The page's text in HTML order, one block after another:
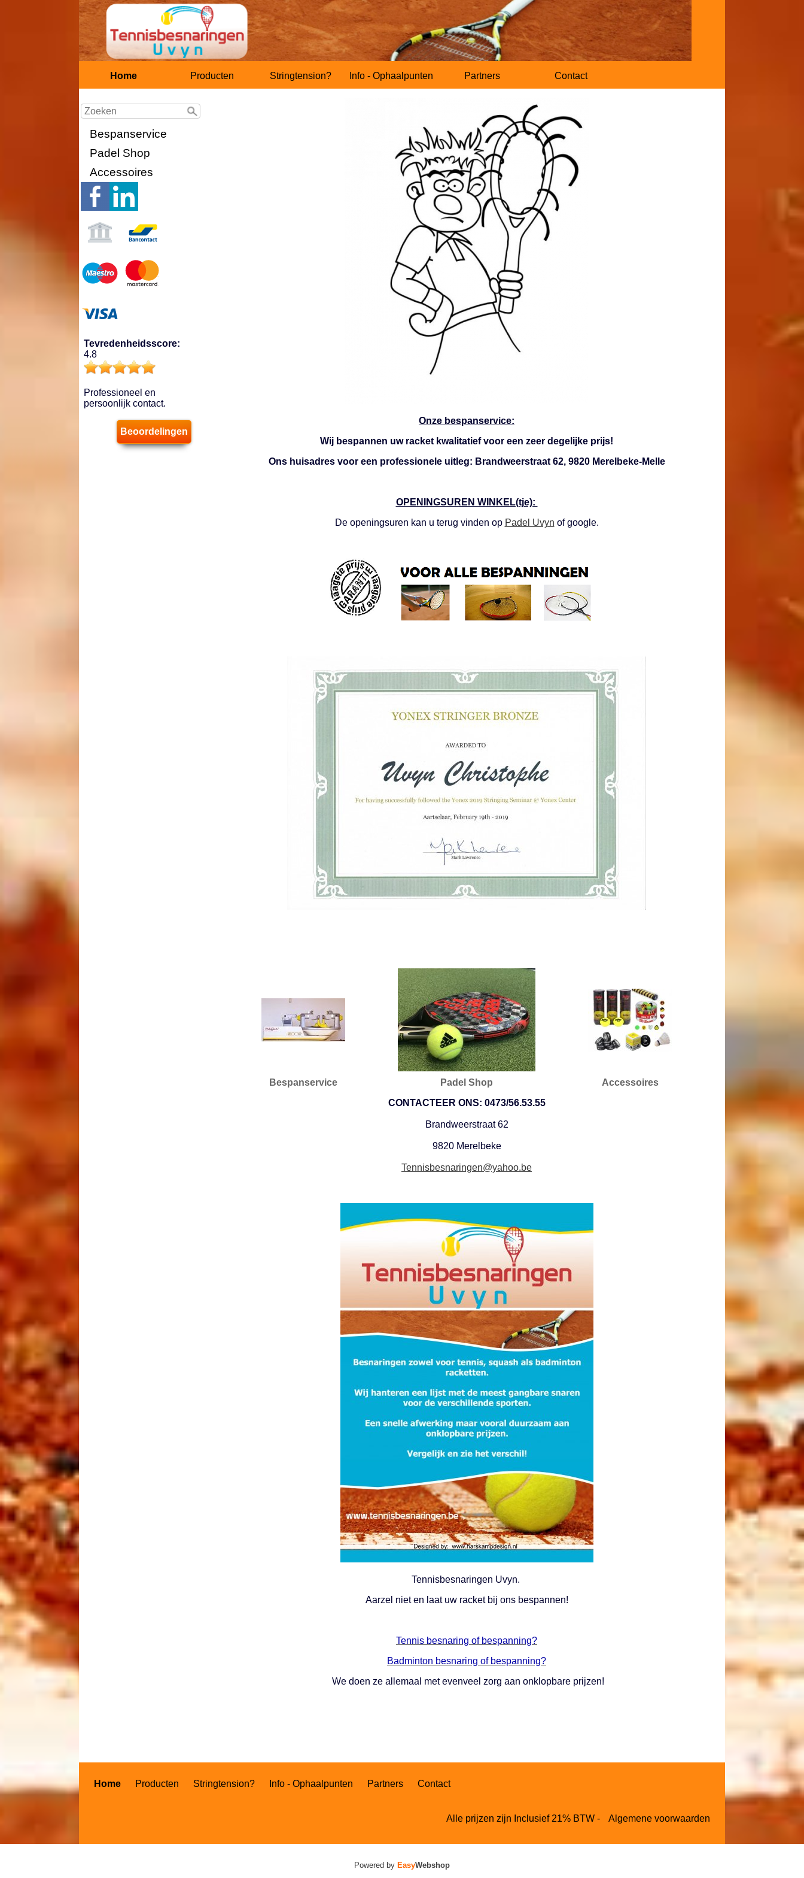
Home Producten Stringtension? Info - Ophaalpunten Partners Contact
Bespanservice
Padel Shop
Accessoires
Tevredenheidsscore:
4.8
Professioneel en
persoonlijk contact.
Beoordelingen
Onze bespanservice:
Wij bespannen uw racket kwalitatief voor een zeer degelijke prijs!
Ons huisadres voor een professionele uitleg: Brandweerstraat 62, 9820 Merelbeke-Melle
OPENINGSUREN WINKEL(tje):
De openingsuren kan u terug vinden op Padel Uvyn of google.
Bespanservice Padel Shop
Accessoires
CONTACTEER ONS: 0473/56.53.55
Brandweerstraat 62
9820 Merelbeke
Tennisbesnaringen@yahoo.be
Tennisbesnaringen Uvyn.
Aarzel niet en laat uw racket bij ons bespannen!
Tennis besnaring of bespanning?
Badminton besnaring of bespanning?
We doen ze allemaal met evenveel zorg aan onklopbare prijzen!
Home Producten Stringtension? Info - Ophaalpunten Partners Contact
Alle prijzen zijn Inclusief 21% BTW - Algemene voorwaarden
Powered by EasyWebshop